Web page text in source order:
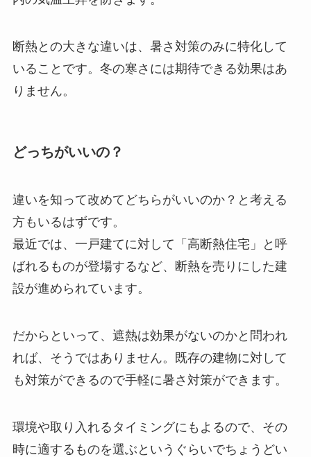
断熱との大きな違いは、暑さ対策のみに特化して
いることです。冬の寒さには期待できる効果はあ
りません。
どっちがいいの？
違いを知って改めてどちらがいいのか？と考える
方もいるはずです。
最近では、一戸建てに対して「高断熱住宅」と呼
ばれるものが登場するなど、断熱を売りにした建
設が進められています。
だからといって、遮熱は効果がないのかと問われ
れば、そうではありません。既存の建物に対して
も対策ができるので手軽に暑さ対策ができます。
環境や取り入れるタイミングにもよるので、その
時に適するものを選ぶというぐらいでちょうどい